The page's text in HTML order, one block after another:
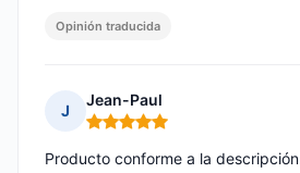
Opinión traducida
J
Jean-Paul
Nota: 5 de 5
Producto conforme a la